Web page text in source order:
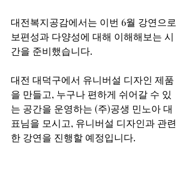
대전복지공감에서는 이번 6월 강연으로
보편성과 다양성에 대해 이해해보는 시
간을 준비했습니다.
대전 대덕구에서 유니버설 디자인 제품
을 만들고, 누구나 편하게 쉬어갈 수 있
는 공간을 운영하는 (주)공생 민노아 대
표님을 모시고, 유니버설 디자인과 관련
한 강연을 진행할 예정입니다.